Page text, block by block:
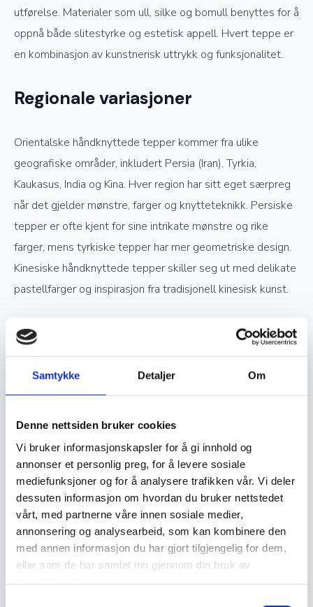
Samtykke Detaljer Om
Denne nettsiden bruker cookies
Vi bruker informasjonskapsler for å gi innhold og
annonser et personlig preg, for å levere sosiale
mediefunksjoner og for å analysere trafikken vår. Vi deler
dessuten informasjon om hvordan du bruker nettstedet
vårt, med partnerne våre innen sosiale medier,
annonsering og analysearbeid, som kan kombinere den
med annen informasjon du har gjort tilgjengelig for dem,
eller som de har samlet inn gjennom din bruk av
utførelse. Materialer som ull, silke og bomull benyttes for å
oppnå både slitestyrke og estetisk appell. Hvert teppe er
en kombinasjon av kunstnerisk uttrykk og funksjonalitet.
Regionale variasjoner
Orientalske håndknyttede tepper kommer fra ulike
geografiske områder, inkludert Persia (Iran), Tyrkia,
Kaukasus, India og Kina. Hver region har sitt eget særpreg
når det gjelder mønstre, farger og knytteteknikk. Persiske
tepper er ofte kjent for sine intrikate mønstre og rike
farger, mens tyrkiske tepper har mer geometriske design.
Kinesiske håndknyttede tepper skiller seg ut med delikate
pastellfarger og inspirasjon fra tradisjonell kinesisk kunst.
Verdsettelse og investering
Ekte håndknyttede orientalske tepper er ettertraktede
samlerobjekter og kan være en god investering. Jo høyere
kvalitet og finere knytting et teppe har, desto mer
verdifullt blir det over tid. Opprinnelse, materialvalg og
knutetetthet spiller en stor rolle i vurderingen av et teppes
verdi, og godt vedlikeholdte håndknyttede tepper kan gå i
arv i generasjoner.
Vedlikehold og levetid